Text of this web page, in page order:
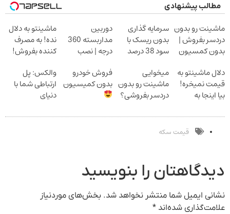
مطالب پیشنهادی
ماشینت رو بدون
دردسر بفروش |
بدون کمسیون
سرمایه گذاری
بدون ریسک با
سود 38 درصد
دوربین
مداربسته 360
درجه | نصب
ماشینتو به دلال
نده! به مصرف
کننده بفروش!
یک تماس
دلال ماشینتو به
قیمت نمیخره!
بیا اینجا به
بفروش*فقط
خریدار واقعی*
میخوایی
ماشینت رو بدون
دردسر بفروشی؟
فروش خودرو
بدون کمیسیون
والکس: پل
ارتباطی شما با
دنیای
دیجیتال
قیمت سکه
دیدگاهتان را بنویسید
نشانی ایمیل شما منتشر نخواهد شد. بخش‌های موردنیاز
علامت‌گذاری شده‌اند *